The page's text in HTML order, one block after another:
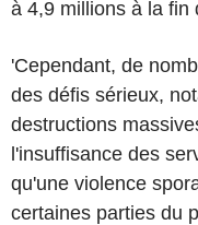
à 4,9 millions à la fin
'Cependant, de
des défis sérieux,
destructions
l'insuffisance des
qu'une violence
certaines parties du